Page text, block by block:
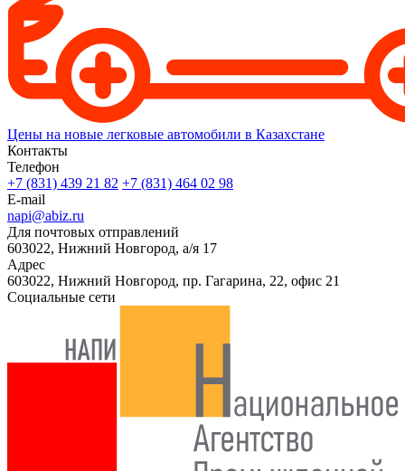
Цены на новые легковые автомобили в Казахстане
Контакты
Телефон
+7 (831) 439 21 82 +7 (831) 464 02 98
E-mail
napi@abiz.ru
Для почтовых отправлений
603022, Нижний Новгород, а/я 17
Адрес
603022, Нижний Новгород, пр. Гагарина, 22, офис 21
Социальные сети